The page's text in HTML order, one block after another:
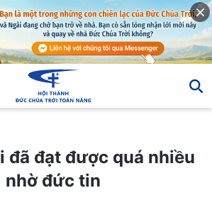
quá nhiều nhờ đức tin
đạt được quá nhiều
nhờ đức tin